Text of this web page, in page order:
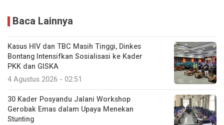
Baca Lainnya
Kasus HIV dan TBC Masih Tinggi, Dinkes
Bontang Intensifkan Sosialisasi ke Kader
PKK dan GISKA
4 Agustus 2026 - 02:51
30 Kader Posyandu Jalani Workshop
Gerobak Emas dalam Upaya Menekan
Stunting